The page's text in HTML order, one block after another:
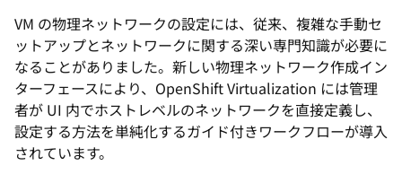
VM の物理ネットワークの設定には、従来、複雑な手動セ
ットアップとネットワークに関する深い専門知識が必要に
なることがありました。新しい物理ネットワーク作成イン
ターフェースにより、OpenShift Virtualization には管理
者が UI 内でホストレベルのネットワークを直接定義し、
設定する方法を単純化するガイド付きワークフローが導入
されています。